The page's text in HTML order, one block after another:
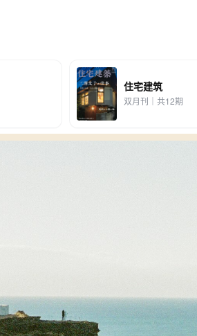
住宅建筑
双月刊｜共12期